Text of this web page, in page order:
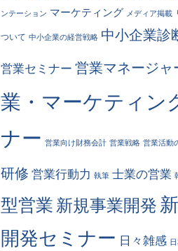
ンテーション マーケティング メディア掲載
ついて 中小企業の経営戦略 中小企業診
営業セミナー 営業マネージャ
業・マーケティン
ナー 営業向け財務会計 営業戦略 営業活動
研修 営業行動力 執筆 士業の営業
型営業 新規事業開発
開発セミナー 日々雑感